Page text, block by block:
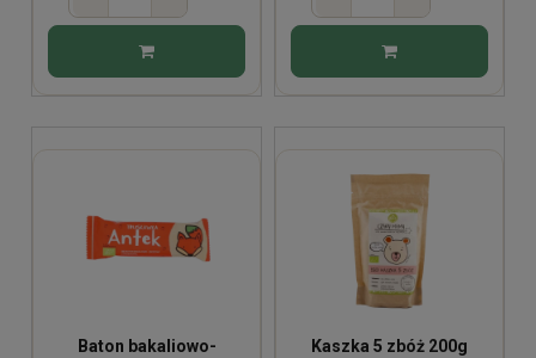
Baton bakaliowo-
Kaszka 5 zbóż 200g